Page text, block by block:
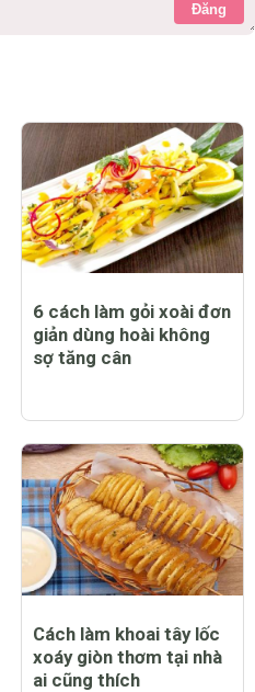
Đăng
6 cách làm gỏi xoài đơn
giản dùng hoài không
sợ tăng cân
Cách làm khoai tây lốc
xoáy giòn thơm tại nhà
ai cũng thích